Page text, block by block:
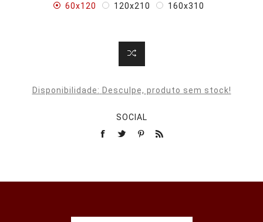
60x120 120x210 160x310
Disponibilidade: Desculpe, produto sem stock!
SOCIAL